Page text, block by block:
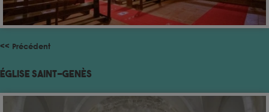
<< Précédent
Église Saint-Genès